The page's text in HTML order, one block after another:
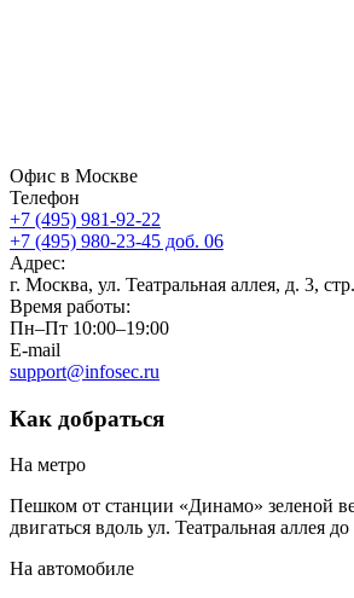
Офис в Москве
Телефон
+7 (495) 981-92-22
+7 (495) 980-23-45 доб. 06
Адрес:
г. Москва, ул. Театральная аллея, д. 3,
Время работы:
Пн–Пт 10:00–19:00
E-mail
support@infosec.ru
Как добраться
На метро
Пешком от станции «Динамо» зеленой
двигаться вдоль ул. Театральная аллея
На автомобиле